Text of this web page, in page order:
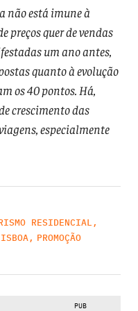
não está imune à
preços quer de vendas
um ano antes,
quanto à evolução
os 40 pontos. Há,
crescimento das
especialmente
RESIDENCIAL ,
, PROMOÇÃO
PUB